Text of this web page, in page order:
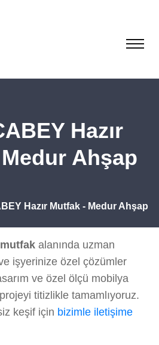
Hazır
Ahşap
Hazır Mutfak - Medur Ahşap
alanında uzman
işyerinize özel çözümler
ve özel ölçü mobilya
titizlikle tamamlıyoruz.
keşif için bizimle iletişime